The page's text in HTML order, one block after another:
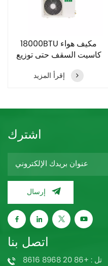
18000BTU مكيف هواء
كاسيت السقف حتى توزيع
إقرأ المزيد
اشترك
إرسال
اتصل بنا
تل : +86 20 8968 8616